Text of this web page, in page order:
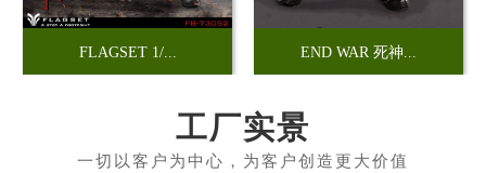
FLAGSET 1/... END WAR 死神...
工厂实景